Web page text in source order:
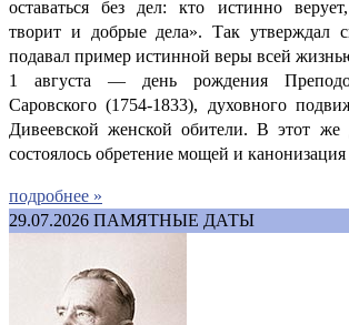
оставаться без дел: кто истинно
творит и добрые дела». Так утверждал
подавал пример истинной веры всей
1 августа — день рождения
Саровского (1754-1833), духовного
Дивеевской женской обители. В этот же
состоялось обретение мощей и канонизация
подробнее »
29.07.2026 ПАМЯТНЫЕ ДАТЫ